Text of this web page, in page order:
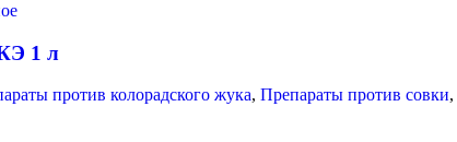
1 л
против колорадского жука, Препараты против совки,